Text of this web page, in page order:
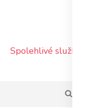
Spolehlivé služby